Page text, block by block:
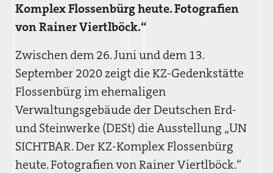
Komplex Flossenbürg heute. Fotografien
von Rainer Viertlböck.“
Zwischen dem 26. Juni und dem 13.
September 2020 zeigt die KZ-Gedenkstätte
Flossenbürg im ehemaligen
Verwaltungsgebäude der Deutschen Erd-
und Steinwerke (DESt) die Ausstellung „UN
SICHTBAR. Der KZ-Komplex Flossenbürg
heute. Fotografien von Rainer Viertlböck.“